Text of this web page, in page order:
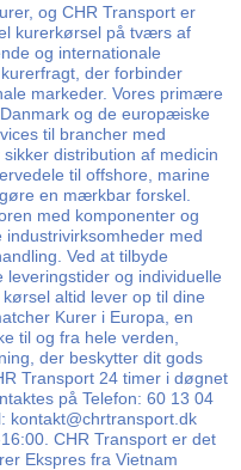
og CHR Transport er
kurerkørsel på tværs af
og internationale
der forbinder
markeder. Vores primære
og de europæiske
til brancher med
distribution af medicin
til offshore, marine
en mærkbar forskel.
med komponenter og
med
Ved at tilbyde
og individuelle
altid lever op til dine
Kurer i Europa, en
til og fra hele verden,
der beskytter dit gods
Transport 24 timer i døgnet
på Telefon: 60 13 04
kontakt@chrtransport.dk
CHR Transport er det
Ekspres fra Vietnam